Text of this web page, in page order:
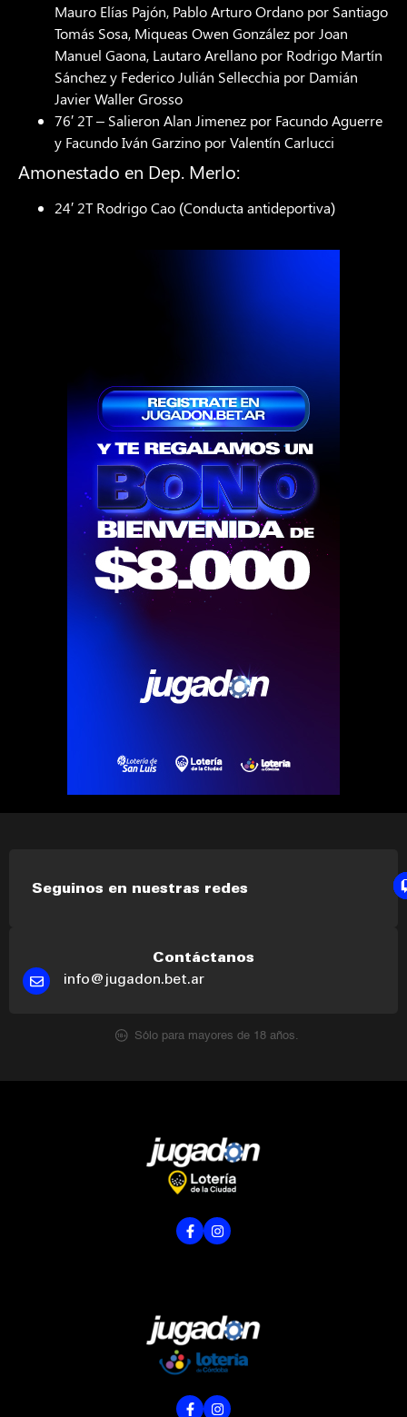
Mauro Elías Pajón, Pablo Arturo Ordano por Santiago
Tomás Sosa, Miqueas Owen González por Joan
Manuel Gaona, Lautaro Arellano por Rodrigo Martín
Sánchez y Federico Julián Sellecchia por Damián
Javier Waller Grosso
76′ 2T – Salieron Alan Jimenez por Facundo Aguerre
y Facundo Iván Garzino por Valentín Carlucci
Amonestado en Dep. Merlo:
24′ 2T Rodrigo Cao (Conducta antideportiva)
Seguinos en nuestras redes
Contáctanos
info@jugadon.bet.ar
Sólo para mayores de 18 años.